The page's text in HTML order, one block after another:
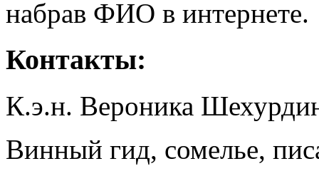
набрав ФИО в интернете.
Контакты:
К.э.н. Вероника
Винный гид, сомелье,